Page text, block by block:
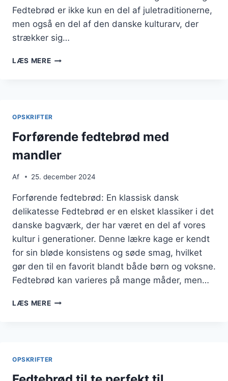
Fedtebrød er ikke kun en del af juletraditionerne,
men også en del af den danske kulturarv, der
strækker sig…
LÆS MEREFEDTEBRØD
OPSKRIFTER
Forførende fedtebrød med
mandler
Af 25. december 2024
Forførende fedtebrød: En klassisk dansk
delikatesse Fedtebrød er en elsket klassiker i det
danske bagværk, der har været en del af vores
kultur i generationer. Denne lækre kage er kendt
for sin bløde konsistens og søde smag, hvilket
gør den til en favorit blandt både børn og voksne.
Fedtebrød kan varieres på mange måder, men…
LÆS MEREFORFØRENDE
OPSKRIFTER